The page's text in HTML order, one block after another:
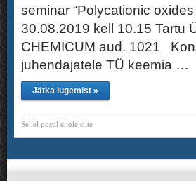
seminar “Polycationic
30.08.2019 kell 10.15 Tartu
CHEMICUM aud. 1021
juhendajatele TÜ keemia …
Jätka lugemist »
Sellel postil ei ole silte